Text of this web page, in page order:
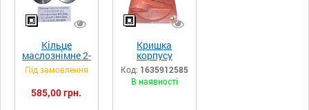
Кільце
маслознімне 2-
2-2-2сб (2 ст.)
компресора
ВП-20/8,
ВП-20/8М та
Під замовлення
585,00 грн.
Кришка
корпусу
компресора
ЕК7А.02.013
Код: 1635912585
В наявності